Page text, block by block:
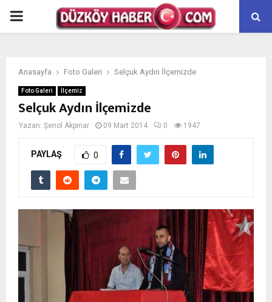
PRIMARY
Anasayfa Foto Galeri Selçuk Aydın İlçemizde
Foto Galeri İlçemiz
Selçuk Aydın İlçemizde
Yazan: Şenol Akpınar 09 Mart 2014 0 1947
PAYLAŞ 0